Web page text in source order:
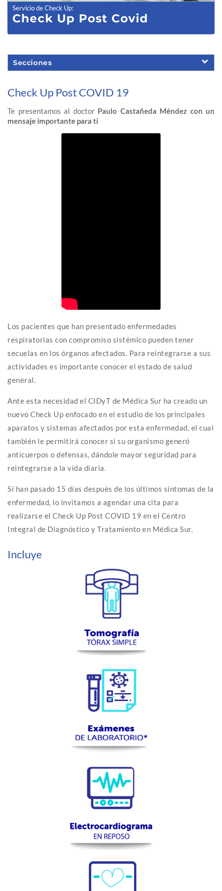
Servicio de Check Up:
Check Up Post Covid
Secciones
Check Up Post COVID 19
Te presentamos al doctor Paulo Castañeda Méndez con un
mensaje importante para ti
Los pacientes que han presentado enfermedades
respiratorias con compromiso sistémico pueden tener
secuelas en los órganos afectados. Para reintegrarse a sus
actividades es importante conocer el estado de salud
general.
Ante esta necesidad el CIDyT de Médica Sur ha creado un
nuevo Check Up enfocado en el estudio de los principales
aparatos y sistemas afectados por esta enfermedad, el cual
también le permitirá conocer si su organismo generó
anticuerpos o defensas, dándole mayor seguridad para
reintegrarse a la vida diaria.
Si han pasado 15 días después de los últimos síntomas de la
enfermedad, lo invitamos a agendar una cita para
realizarse el Check Up Post COVID 19 en el Centro
Integral de Diagnóstico y Tratamiento en Médica Sur.
Incluye